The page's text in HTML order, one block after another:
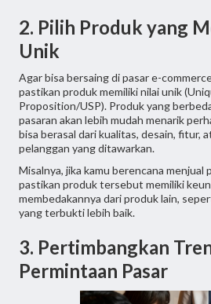
2. Pilih Produk yang
Unik
Agar bisa bersaing di pasar e-
pastikan produk memiliki nilai unik
Proposition/USP). Produk yang
pasaran akan lebih mudah menarik
bisa berasal dari kualitas, desain, fitur,
pelanggan yang ditawarkan.
Misalnya, jika kamu berencana menjual
pastikan produk tersebut memiliki
membedakannya dari produk lain,
yang terbukti lebih baik.
3. Pertimbangkan
Permintaan Pasar